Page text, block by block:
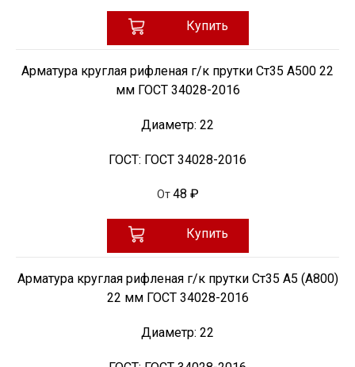
Купить
Арматура круглая рифленая г/к прутки Ст35 А500 22
мм ГОСТ 34028-2016
Диаметр: 22
ГОСТ: ГОСТ 34028-2016
От 48 ₽
Купить
Арматура круглая рифленая г/к прутки Ст35 А5 (А800)
22 мм ГОСТ 34028-2016
Диаметр: 22